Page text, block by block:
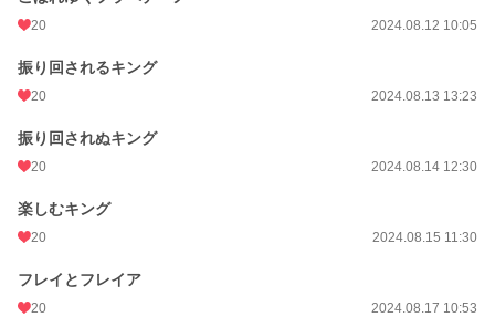
20 2024.08.12 10:05
振り回されるキング
20 2024.08.13 13:23
振り回されぬキング
20 2024.08.14 12:30
楽しむキング
20 2024.08.15 11:30
フレイとフレイア
20 2024.08.17 10:53